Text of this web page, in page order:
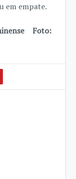
em empate.
Foto: